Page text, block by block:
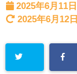
2025年6月11日
2025年6月12日